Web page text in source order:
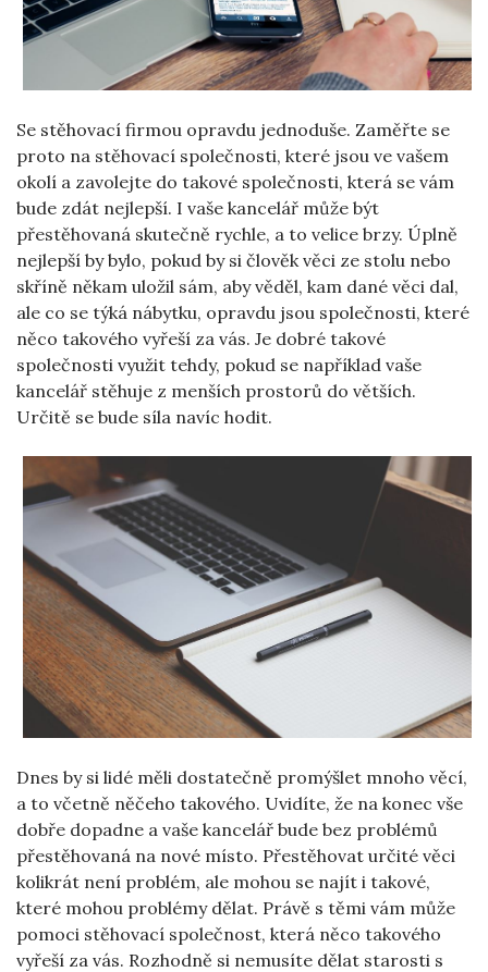
Se stěhovací firmou opravdu jednoduše. Zaměřte se
proto na stěhovací společnosti, které jsou ve vašem
okolí a zavolejte do takové společnosti, která se vám
bude zdát nejlepší. I vaše kancelář může být
přestěhovaná skutečně rychle, a to velice brzy. Úplně
nejlepší by bylo, pokud by si člověk věci ze stolu nebo
skříně někam uložil sám, aby věděl, kam dané věci dal,
ale co se týká nábytku, opravdu jsou společnosti, které
něco takového vyřeší za vás. Je dobré takové
společnosti využit tehdy, pokud se například vaše
kancelář stěhuje z menších prostorů do větších.
Určitě se bude síla navíc hodit.
Dnes by si lidé měli dostatečně promýšlet mnoho věcí,
a to včetně něčeho takového. Uvidíte, že na konec vše
dobře dopadne a vaše kancelář bude bez problémů
přestěhovaná na nové místo. Přestěhovat určité věci
kolikrát není problém, ale mohou se najít i takové,
které mohou problémy dělat. Právě s těmi vám může
pomoci stěhovací společnost, která něco takového
vyřeší za vás. Rozhodně si nemusíte dělat starosti s